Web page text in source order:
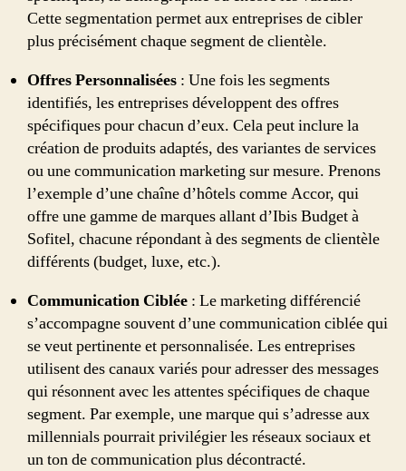
Cette segmentation permet aux entreprises de cibler
plus précisément chaque segment de clientèle.
Offres Personnalisées : Une fois les segments
identifiés, les entreprises développent des offres
spécifiques pour chacun d’eux. Cela peut inclure la
création de produits adaptés, des variantes de services
ou une communication marketing sur mesure. Prenons
l’exemple d’une chaîne d’hôtels comme Accor, qui
offre une gamme de marques allant d’Ibis Budget à
Sofitel, chacune répondant à des segments de clientèle
différents (budget, luxe, etc.).
Communication Ciblée : Le marketing différencié
s’accompagne souvent d’une communication ciblée qui
se veut pertinente et personnalisée. Les entreprises
utilisent des canaux variés pour adresser des messages
qui résonnent avec les attentes spécifiques de chaque
segment. Par exemple, une marque qui s’adresse aux
millennials pourrait privilégier les réseaux sociaux et
un ton de communication plus décontracté.